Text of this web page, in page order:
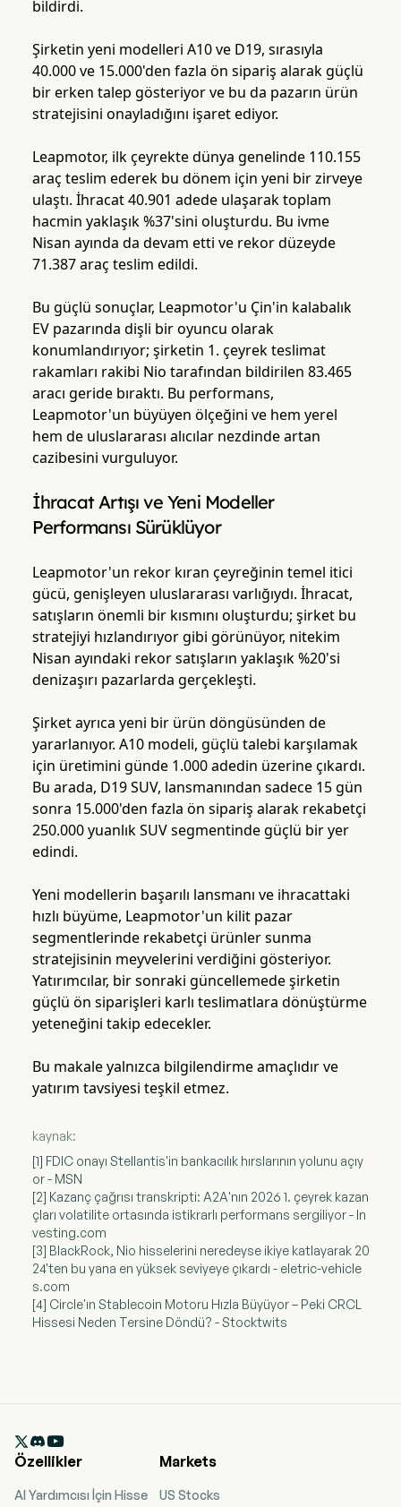
bildirdi.
Şirketin yeni modelleri A10 ve D19, sırasıyla
40.000 ve 15.000'den fazla ön sipariş alarak güçlü
bir erken talep gösteriyor ve bu da pazarın ürün
stratejisini onayladığını işaret ediyor.
Leapmotor, ilk çeyrekte dünya genelinde 110.155
araç teslim ederek bu dönem için yeni bir zirveye
ulaştı. İhracat 40.901 adede ulaşarak toplam
hacmin yaklaşık %37'sini oluşturdu. Bu ivme
Nisan ayında da devam etti ve rekor düzeyde
71.387 araç teslim edildi.
Bu güçlü sonuçlar, Leapmotor'u Çin'in kalabalık
EV pazarında dişli bir oyuncu olarak
konumlandırıyor; şirketin 1. çeyrek teslimat
rakamları rakibi Nio tarafından bildirilen 83.465
aracı geride bıraktı. Bu performans,
Leapmotor'un büyüyen ölçeğini ve hem yerel
hem de uluslararası alıcılar nezdinde artan
cazibesini vurguluyor.
İhracat Artışı ve Yeni Modeller
Performansı Sürüklüyor
Leapmotor'un rekor kıran çeyreğinin temel itici
gücü, genişleyen uluslararası varlığıydı. İhracat,
satışların önemli bir kısmını oluşturdu; şirket bu
stratejiyi hızlandırıyor gibi görünüyor, nitekim
Nisan ayındaki rekor satışların yaklaşık %20'si
denizaşırı pazarlarda gerçekleşti.
Şirket ayrıca yeni bir ürün döngüsünden de
yararlanıyor. A10 modeli, güçlü talebi karşılamak
için üretimini günde 1.000 adedin üzerine çıkardı.
Bu arada, D19 SUV, lansmanından sadece 15 gün
sonra 15.000'den fazla ön sipariş alarak rekabetçi
250.000 yuanlık SUV segmentinde güçlü bir yer
edindi.
Yeni modellerin başarılı lansmanı ve ihracattaki
hızlı büyüme, Leapmotor'un kilit pazar
segmentlerinde rekabetçi ürünler sunma
stratejisinin meyvelerini verdiğini gösteriyor.
Yatırımcılar, bir sonraki güncellemede şirketin
güçlü ön siparişleri karlı teslimatlara dönüştürme
yeteneğini takip edecekler.
Bu makale yalnızca bilgilendirme amaçlıdır ve
yatırım tavsiyesi teşkil etmez.
kaynak:
[1] FDIC onayı Stellantis'in bankacılık hırslarının yolunu açıy
or - MSN
[2] Kazanç çağrısı transkripti: A2A'nın 2026 1. çeyrek kazan
çları volatilite ortasında istikrarlı performans sergiliyor - In
vesting.com
[3] BlackRock, Nio hisselerini neredeyse ikiye katlayarak 20
24'ten bu yana en yüksek seviyeye çıkardı - eletric-vehicle
s.com
[4] Circle'ın Stablecoin Motoru Hızla Büyüyor – Peki CRCL
Hissesi Neden Tersine Döndü? - Stocktwits

Özellikler
AI Yardımcısı İçin Hisse
Markets
US Stocks